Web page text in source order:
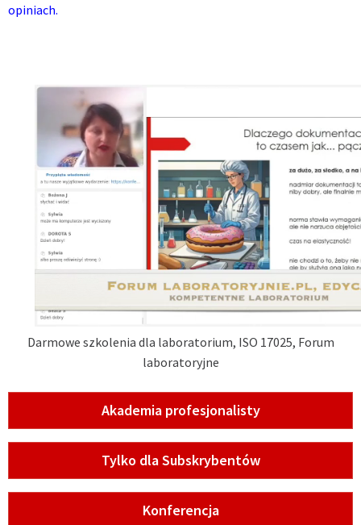
opiniach.
Darmowe szkolenia dla laboratorium, ISO 17025, Forum
laboratoryjne
Akademia profesjonalisty
Tylko dla Subskrybentów
Konferencja